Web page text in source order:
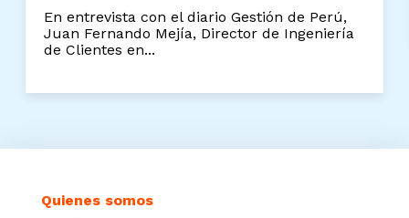
En entrevista con el diario Gestión de Perú,
Juan Fernando Mejía, Director de Ingeniería
de Clientes en...
Quienes somos